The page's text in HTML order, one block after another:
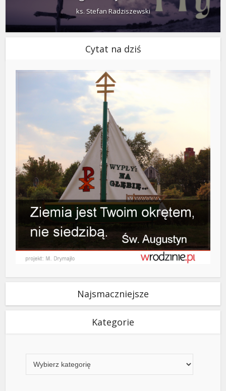
ks. Stefan Radziszewski
Cytat na dziś
Najsmaczniejsze
Kategorie